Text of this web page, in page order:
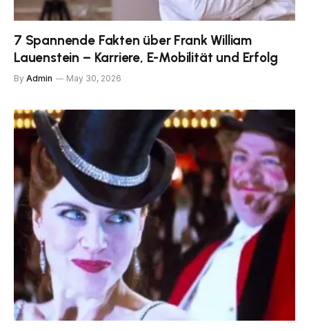
7 Spannende Fakten über Frank William
Lauenstein – Karriere, E-Mobilität und Erfolg
By Admin May 30, 2026